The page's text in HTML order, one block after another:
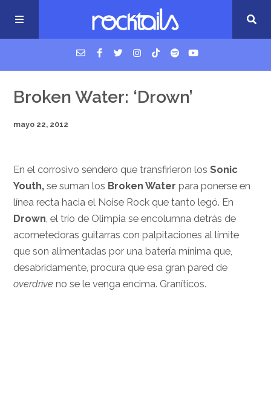
USM Podcast
Cigarrillos en la cama
Música nueva
Broken Water: ‘Drown’
mayo 22, 2012
En el corrosivo sendero que transfirieron losSonic
Youth,se suman los Broken Water para ponerse en
línea recta hacia el Noise Rock que tanto legó. En
Drown, el trío de Olimpia se encolumna detrás de
acometedoras guitarras con palpitaciones al límite
que son alimentadas por una batería mínima que,
desabridamente, procura que esa gran pared de
overdriveno se le venga encima. Graníticos.